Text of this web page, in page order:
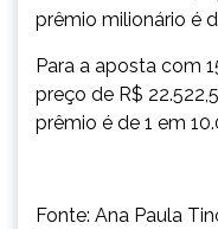
prêmio milionário é
Para a aposta com
preço de R$
prêmio é de 1 em
Fonte: Ana Paula